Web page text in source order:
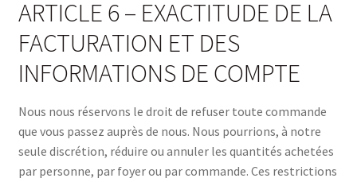
ARTICLE 6 – EXACTITUDE DE LA
FACTURATION ET DES
INFORMATIONS DE COMPTE
Nous nous réservons le droit de refuser toute commande
que vous passez auprès de nous. Nous pourrions, à notre
seule discrétion, réduire ou annuler les quantités achetées
par personne, par foyer ou par commande. Ces restrictions